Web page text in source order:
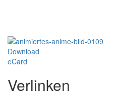
Download
eCard
Verlinken